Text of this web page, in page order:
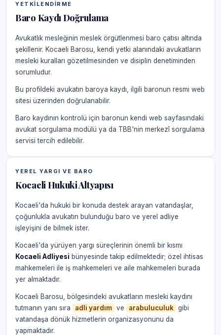
YETKILENDIRME
Baro Kaydı Doğrulama
Avukatlık mesleğinin meslek örgütlenmesi baro çatısı altında
şekillenir. Kocaeli Barosu, kendi yetki alanındaki avukatların
mesleki kuralları gözetilmesinden ve disiplin denetiminden
sorumludur.
Bu profildeki avukatın baroya kaydı, ilgili baronun resmi web
sitesi üzerinden doğrulanabilir.
Baro kaydının kontrolü için baronun kendi web sayfasındaki
avukat sorgulama modülü ya da TBB'nin merkezî sorgulama
servisi tercih edilebilir.
YEREL YARGI VE BARO
Kocaeli Hukuki Altyapısı
Kocaeli'da hukuki bir konuda destek arayan vatandaşlar,
çoğunlukla avukatın bulunduğu baro ve yerel adliye
işleyişini de bilmek ister.
Kocaeli'da yürüyen yargı süreçlerinin önemli bir kısmı
Kocaeli Adliyesi bünyesinde takip edilmektedir; özel ihtisas
mahkemeleri ile iş mahkemeleri ve aile mahkemeleri burada
yer almaktadır.
Kocaeli Barosu, bölgesindeki avukatların mesleki kaydını
tutmanın yanı sıra
adli yardım ve arabuluculuk gibi
vatandaşa dönük hizmetlerin organizasyonunu da
yapmaktadır.